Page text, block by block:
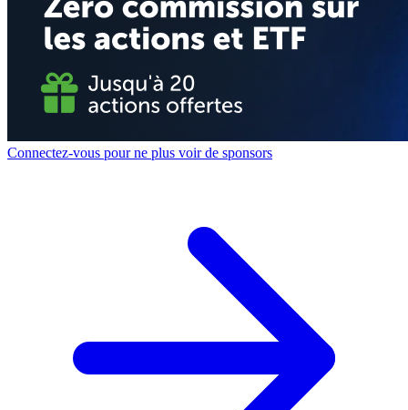
Connectez-vous pour ne plus voir de sponsors